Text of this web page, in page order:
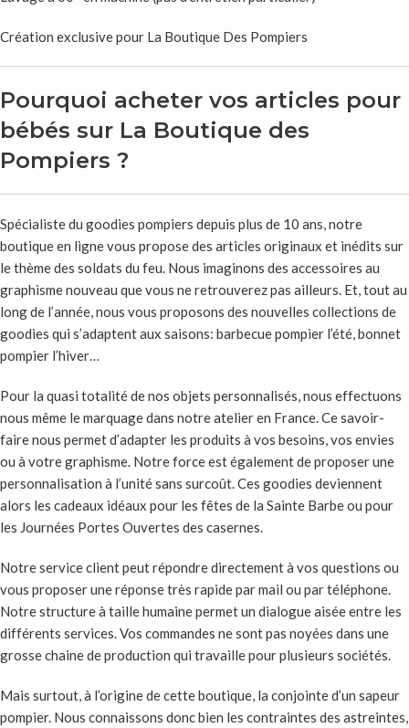
Création exclusive pour La Boutique Des Pompiers
Pourquoi acheter vos articles pour
bébés sur La Boutique des
Pompiers ?
Spécialiste du goodies pompiers depuis plus de 10 ans, notre
boutique en ligne vous propose des articles originaux et inédits sur
le thème des soldats du feu. Nous imaginons des accessoires au
graphisme nouveau que vous ne retrouverez pas ailleurs. Et, tout au
long de l’année, nous vous proposons des nouvelles collections de
goodies qui s’adaptent aux saisons: barbecue pompier l’été, bonnet
pompier l’hiver…
Pour la quasi totalité de nos objets personnalisés, nous effectuons
nous même le marquage dans notre atelier en France. Ce savoir-
faire nous permet d’adapter les produits à vos besoins, vos envies
ou à votre graphisme. Notre force est également de proposer une
personnalisation à l’unité sans surcoût. Ces goodies deviennent
alors les cadeaux idéaux pour les fêtes de la Sainte Barbe ou pour
les Journées Portes Ouvertes des casernes.
Notre service client peut répondre directement à vos questions ou
vous proposer une réponse très rapide par mail ou par téléphone.
Notre structure à taille humaine permet un dialogue aisée entre les
différents services. Vos commandes ne sont pas noyées dans une
grosse chaine de production qui travaille pour plusieurs sociétés.
Mais surtout, à l’origine de cette boutique, la conjointe d’un sapeur
pompier. Nous connaissons donc bien les contraintes des astreintes,